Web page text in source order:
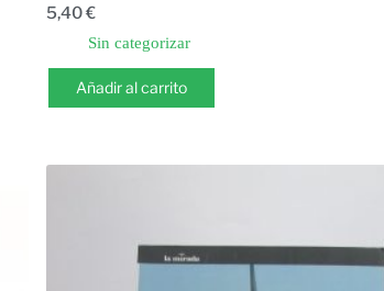
5,40€
Sin categorizar
Añadir al carrito